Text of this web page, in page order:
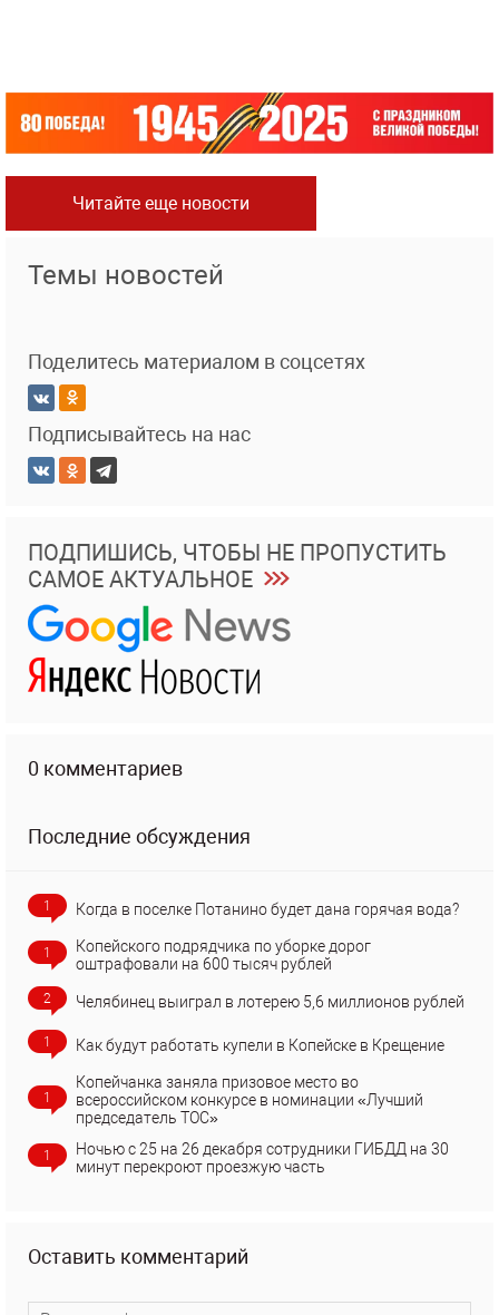
Читайте еще новости
Темы новостей
Поделитесь материалом в соцсетях
Подписывайтесь на нас
ПОДПИШИСЬ, ЧТОБЫ НЕ ПРОПУСТИТЬ
САМОЕ АКТУАЛЬНОЕ
0 комментариев
Последние обсуждения
1 Когда в поселке Потанино будет дана горячая вода?
1
Копейского подрядчика по уборке дорог
оштрафовали на 600 тысяч рублей
2 Челябинец выиграл в лотерею 5,6 миллионов рублей
1 Как будут работать купели в Копейске в Крещение
1
Копейчанка заняла призовое место во
всероссийском конкурсе в номинации «Лучший
председатель ТОС»
1
Ночью с 25 на 26 декабря сотрудники ГИБДД на 30
минут перекроют проезжую часть
Оставить комментарий